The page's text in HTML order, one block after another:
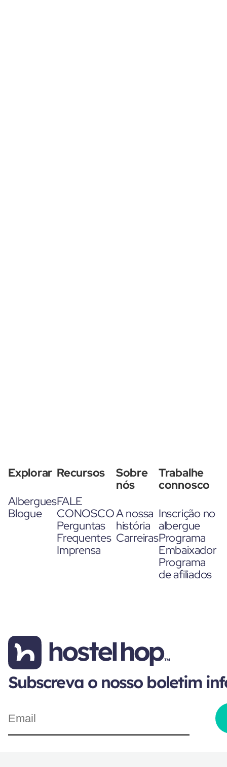
Explorar
Albergues
Blogue
Recursos
FALE
CONOSCO
Perguntas
Frequentes
Imprensa
Sobre
nós
A nossa
história
Carreiras
Trabalhe
connosco
Inscrição no
albergue
Programa
Embaixador
Programa
de afiliados
Subscreva o nosso boletim